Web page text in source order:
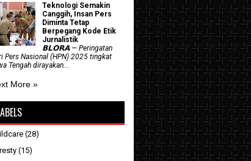
Teknologi Semakin
Canggih, Insan Pers
Diminta Tetap
Berpegang Kode Etik
Jurnalistik
𝗕𝗟𝗢𝗥𝗔 — Peringatan
Pers Nasional (HPN) 2025 tingkat
Tengah dirayakan...
More »
(28)
(15)